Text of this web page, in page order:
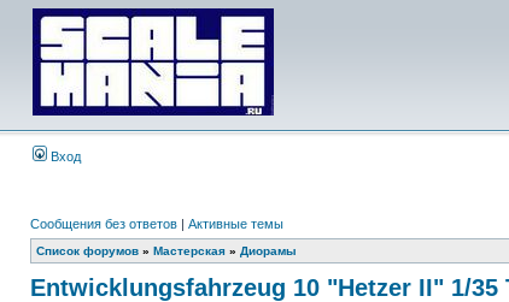
Вход
Сообщения без ответов | Активные темы
Список форумов » Мастерская » Диорамы
Entwicklungsfahrzeug 10 "Hetzer II" 1/35